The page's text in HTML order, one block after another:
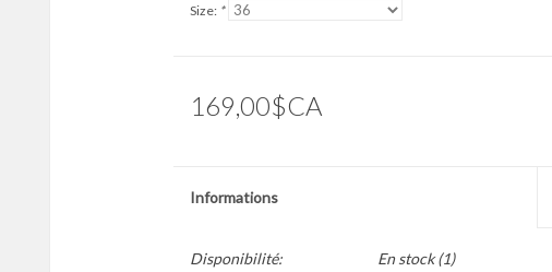
Size: *
169,00$CA
Informations
Disponibilité: En stock(1)